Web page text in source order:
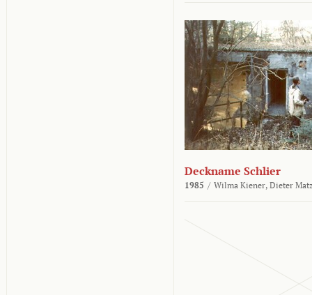
Deckname Schlier
1985 / Wilma Kiener, Dieter